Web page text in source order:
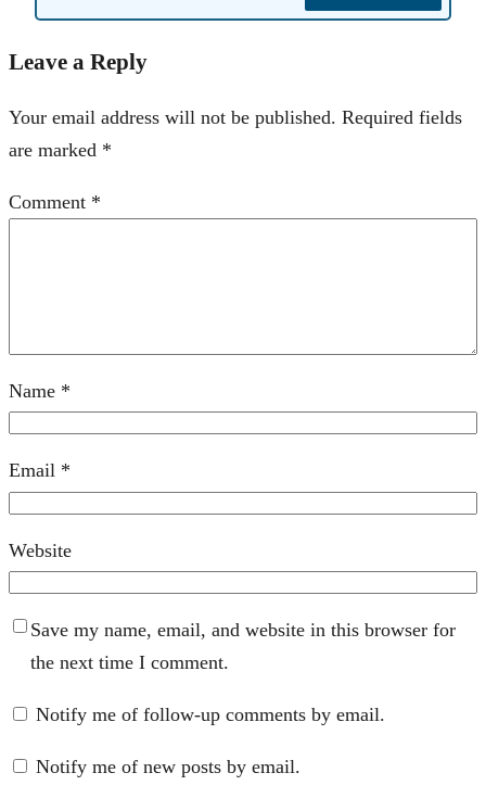
Leave a Reply
Your email address will not be published. Required fields
are marked *
Comment *
Name *
Email *
Website
Save my name, email, and website in this browser for
the next time I comment.
Notify me of follow-up comments by email.
Notify me of new posts by email.